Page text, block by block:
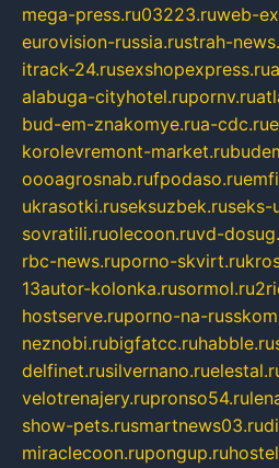
mega-press.ru03223.ruweb-
eurovision-russia.rustrah-
itrack-24.rusexshopexpress.ru
alabuga-cityhotel.rupornv.ru
bud-em-znakomye.rua-cdc.ru
korolevremont-market.ru
oooagrosnab.rufpodaso.ru
ukrasotki.ruseksuzbek.ruseks-
sovratili.ruolecoon.ruvd-
rbc-news.ruporno-skvirt.ru
13autor-kolonka.rusormol.ru
hostserve.ruporno-na-
neznobi.rubigfatcc.ruhabble.ru
delfinet.rusilvernano.ru
velotrenajery.rupronso54.ru
show-pets.rusmartnews03.ru
miraclecoon.rupongup.ru